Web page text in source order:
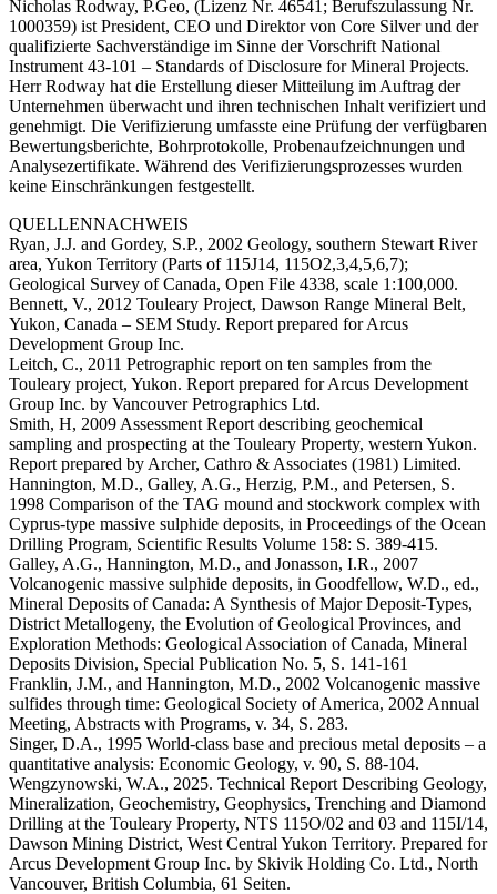
Nicholas Rodway, P.Geo, (Lizenz Nr. 46541; Berufszulassung Nr.
1000359) ist President, CEO und Direktor von Core Silver und der
qualifizierte Sachverständige im Sinne der Vorschrift National
Instrument 43-101 – Standards of Disclosure for Mineral Projects.
Herr Rodway hat die Erstellung dieser Mitteilung im Auftrag der
Unternehmen überwacht und ihren technischen Inhalt verifiziert und
genehmigt. Die Verifizierung umfasste eine Prüfung der verfügbaren
Bewertungsberichte, Bohrprotokolle, Probenaufzeichnungen und
Analysezertifikate. Während des Verifizierungsprozesses wurden
keine Einschränkungen festgestellt.
QUELLENNACHWEIS
Ryan, J.J. and Gordey, S.P., 2002 Geology, southern Stewart River
area, Yukon Territory (Parts of 115J14, 115O2,3,4,5,6,7);
Geological Survey of Canada, Open File 4338, scale 1:100,000.
Bennett, V., 2012 Touleary Project, Dawson Range Mineral Belt,
Yukon, Canada – SEM Study. Report prepared for Arcus
Development Group Inc.
Leitch, C., 2011 Petrographic report on ten samples from the
Touleary project, Yukon. Report prepared for Arcus Development
Group Inc. by Vancouver Petrographics Ltd.
Smith, H, 2009 Assessment Report describing geochemical
sampling and prospecting at the Touleary Property, western Yukon.
Report prepared by Archer, Cathro & Associates (1981) Limited.
Hannington, M.D., Galley, A.G., Herzig, P.M., and Petersen, S.
1998 Comparison of the TAG mound and stockwork complex with
Cyprus-type massive sulphide deposits, in Proceedings of the Ocean
Drilling Program, Scientific Results Volume 158: S. 389-415.
Galley, A.G., Hannington, M.D., and Jonasson, I.R., 2007
Volcanogenic massive sulphide deposits, in Goodfellow, W.D., ed.,
Mineral Deposits of Canada: A Synthesis of Major Deposit-Types,
District Metallogeny, the Evolution of Geological Provinces, and
Exploration Methods: Geological Association of Canada, Mineral
Deposits Division, Special Publication No. 5, S. 141-161
Franklin, J.M., and Hannington, M.D., 2002 Volcanogenic massive
sulfides through time: Geological Society of America, 2002 Annual
Meeting, Abstracts with Programs, v. 34, S. 283.
Singer, D.A., 1995 World-class base and precious metal deposits – a
quantitative analysis: Economic Geology, v. 90, S. 88-104.
Wengzynowski, W.A., 2025. Technical Report Describing Geology,
Mineralization, Geochemistry, Geophysics, Trenching and Diamond
Drilling at the Touleary Property, NTS 115O/02 and 03 and 115I/14,
Dawson Mining District, West Central Yukon Territory. Prepared for
Arcus Development Group Inc. by Skivik Holding Co. Ltd., North
Vancouver, British Columbia, 61 Seiten.